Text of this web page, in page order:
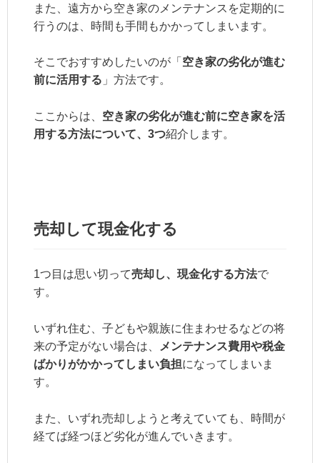
また、遠方から空き家のメンテナンスを定期的に
行うのは、時間も手間もかかってしまいます。
そこでおすすめしたいのが「 空き家の劣化が進む
前に活用する 」方法です。
ここからは、 空き家の劣化が進む前に空き家を活
用する方法について、3つ紹介します。
売却して現金化する
1つ目は思い切って売却し、現金化する方法で
す。
いずれ住む、子どもや親族に住まわせるなどの将
来の予定がない場合は、
メンテナンス費用や税金
ばかりがかかってしまい負担になってしまいま
す。
また、いずれ売却しようと考えていても、時間が
経てば経つほど劣化が進んでいきます。